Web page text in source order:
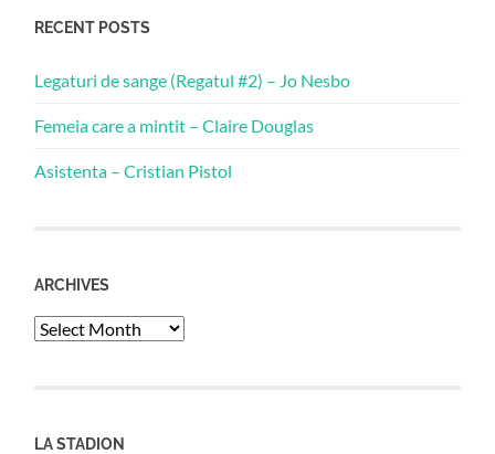
RECENT POSTS
Legaturi de sange (Regatul #2) – Jo Nesbo
Femeia care a mintit – Claire Douglas
Asistenta – Cristian Pistol
ARCHIVES
Archives
LA STADION